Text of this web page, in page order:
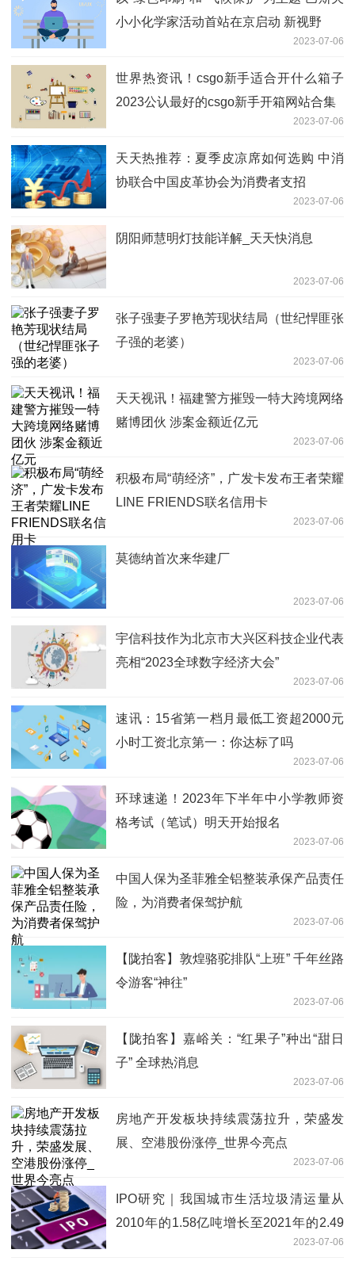
小小化学家活动首站在京启动 新视野
2023-07-06
世界热资讯！csgo新手适合开什么箱子
2023公认最好的csgo新手开箱网站合集
2023-07-06
天天热推荐：夏季皮凉席如何选购 中消
协联合中国皮革协会为消费者支招
2023-07-06
阴阳师慧明灯技能详解_天天快消息
2023-07-06
张子强妻子罗艳芳现状结局（世纪悍匪张
子强的老婆）
2023-07-06
天天视讯！福建警方摧毁一特大跨境网络
赌博团伙 涉案金额近亿元
2023-07-06
积极布局“萌经济”，广发卡发布王者荣耀
LINE FRIENDS联名信用卡
2023-07-06
莫德纳首次来华建厂
2023-07-06
宇信科技作为北京市大兴区科技企业代表
亮相“2023全球数字经济大会”
2023-07-06
速讯：15省第一档月最低工资超2000元
小时工资北京第一：你达标了吗
2023-07-06
环球速递！2023年下半年中小学教师资
格考试（笔试）明天开始报名
2023-07-06
中国人保为圣菲雅全铝整装承保产品责任
险，为消费者保驾护航
2023-07-06
【陇拍客】敦煌骆驼排队“上班” 千年丝路
令游客“神往”
2023-07-06
【陇拍客】嘉峪关：“红果子”种出“甜日
子” 全球热消息
2023-07-06
房地产开发板块持续震荡拉升，荣盛发
展、空港股份涨停_世界今亮点
2023-07-06
IPO研究｜我国城市生活垃圾清运量从
2010年的1.58亿吨增长至2021年的2.49
2023-07-06